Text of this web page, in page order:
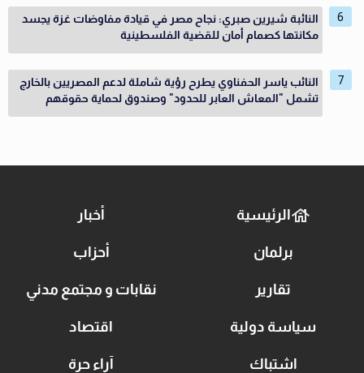
النائبة شيرين صبري: نجاح مصر في قيادة مفاوضات غزة يجسد
مكانتها كصمام أمان للقضية الفلسطينية
النائب ياسر الحفناوي يطرح رؤية شاملة لدعم المصريين بالخارج
تشمل "المعاش العابر للحدود" وصندوق لحماية حقوقهم
الرئيسية أخبار
برلمان أحزاب
تقارير نقابات و مجتمع مدني
سياسة دولية اقتصاد
اشتباك آراء حرة